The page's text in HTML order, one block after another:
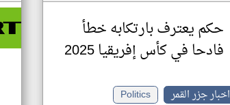
حكم يعترف بارتكابه خطأ
فادحا في كأس إفريقيا 2025
اخبار جزر القمر
Politics